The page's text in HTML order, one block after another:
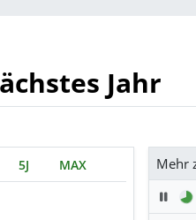
Jahr
5J MAX Mehr